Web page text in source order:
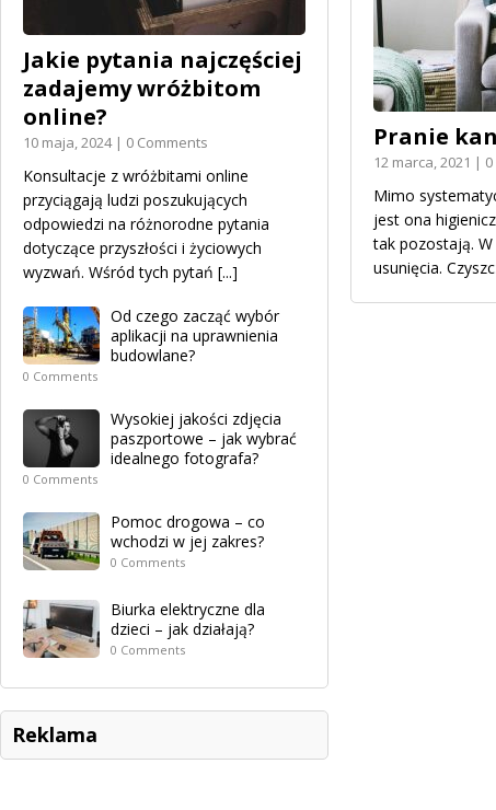
Pranie
12 marca, 2021 |
Mimo
jest ona
tak pozostają.
usunięcia.
Jakie pytania najczęściej
zadajemy wróżbitom
online?
10 maja, 2024 | 0 Comments
Konsultacje z wróżbitami online
przyciągają ludzi poszukujących
odpowiedzi na różnorodne pytania
dotyczące przyszłości i życiowych
wyzwań. Wśród tych pytań [...]
Od czego zacząć wybór
aplikacji na uprawnienia
budowlane?
0 Comments
Wysokiej jakości zdjęcia
paszportowe – jak wybrać
idealnego fotografa?
0 Comments
Pomoc drogowa – co
wchodzi w jej zakres?
0 Comments
Biurka elektryczne dla
dzieci – jak działają?
0 Comments
Reklama